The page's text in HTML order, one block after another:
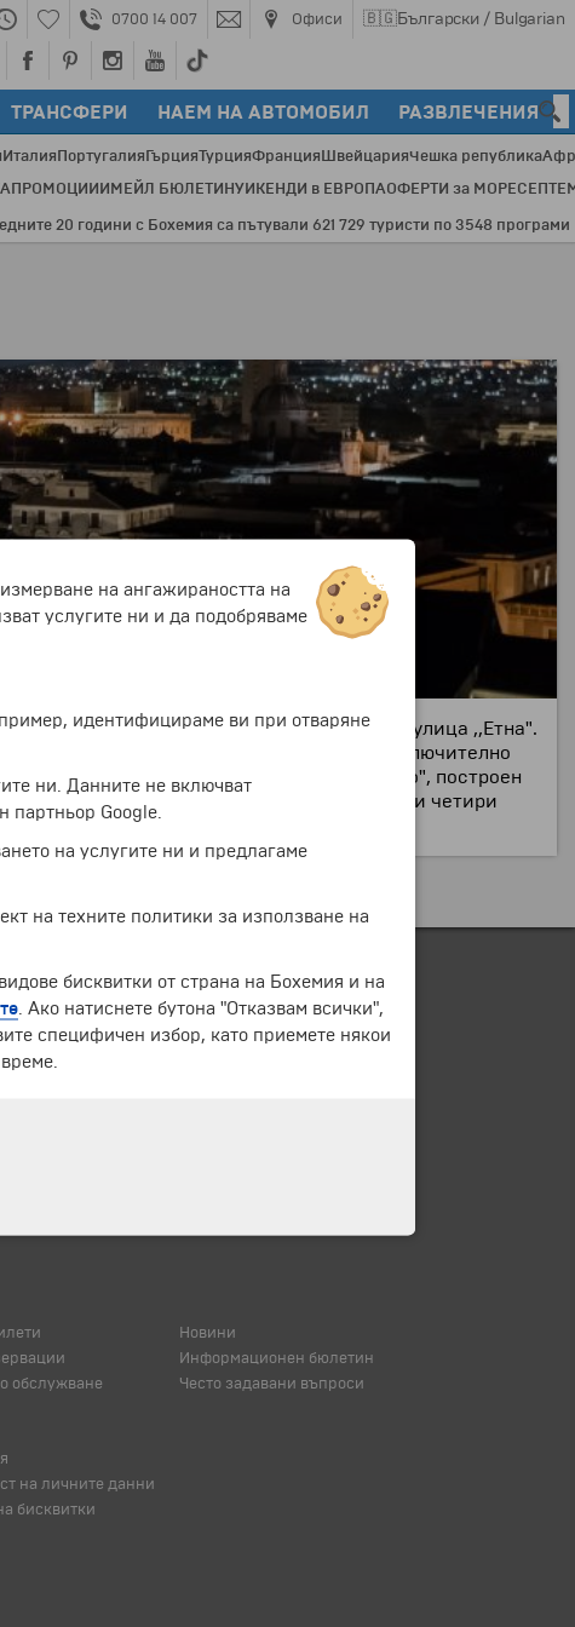
0700 14 007 Офиси 🇧🇬Български / Bulgarian
ТРАНСФЕРИ НАЕМ НА АВТОМОБИЛ РАЗВЛЕЧЕНИЯ
ИталияПортугалияГърцияТурцияФранцияШвейцарияЧешка република
ПРОМОЦИИИМЕЙЛ БЮЛЕТИНУИКЕНДИ в ЕВРОПАОФЕРТИ за МОРЕ
20 години с Бохемия са пътували 621 729 туристи по 3548 програми и
площад ,,Дуомо", по протежение на улица ,,Етна".
и проектиран от различни архитекти, включително
се намира дворецът ,,Сан Джулиано", построен
През 1957 г. на площада са поставени четири
обслужване
Новини
Информационен бюлетин
Често задавани въпроси
на личните данни
бисквитки
на ангажираността на
услугите ни и да подобряваме
идентифицираме ви при отваряне
ни. Данните не включват
Google.
на услугите ни и предлагаме
на техните политики за използване на
бисквитки от страна на Бохемия и на
. Ако натиснете бутона "Отказвам всички",
специфичен избор, като приемете някои